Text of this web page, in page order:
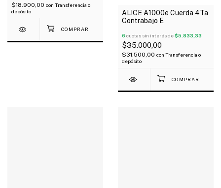
$18.900,00 con Transferencia o
depósito
ALICE A1000e Cuerda 4Ta
Contrabajo E
6 cuotas sin interés de$5.833,33
$35.000,00
$31.500,00 con Transferencia o
depósito